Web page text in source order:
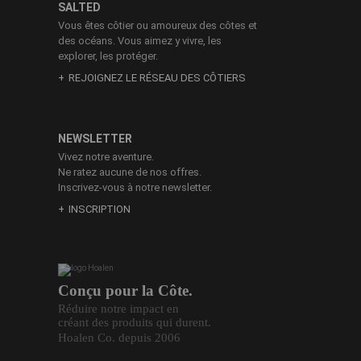
Conçu pour la Côte.
Réduire notre impact en
créant des produits qui durent.
Hoalen Co. depuis 2006
SALTED
Vous êtes côtier ou amoureux des côtes et
des océans. Vous aimez y vivre, les
explorer, les protéger.
REJOIGNEZ LE RÉSEAU DES CÔTIERS
NEWSLETTER
Vivez notre aventure.
Ne ratez aucune de nos offres.
Inscrivez-vous à notre newsletter.
INSCRIPTION